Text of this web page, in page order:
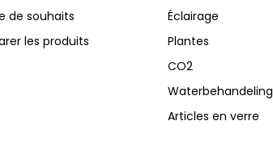
de souhaits
les produits
Éclairage
Plantes
CO2
Waterbehandeling
Articles en verre